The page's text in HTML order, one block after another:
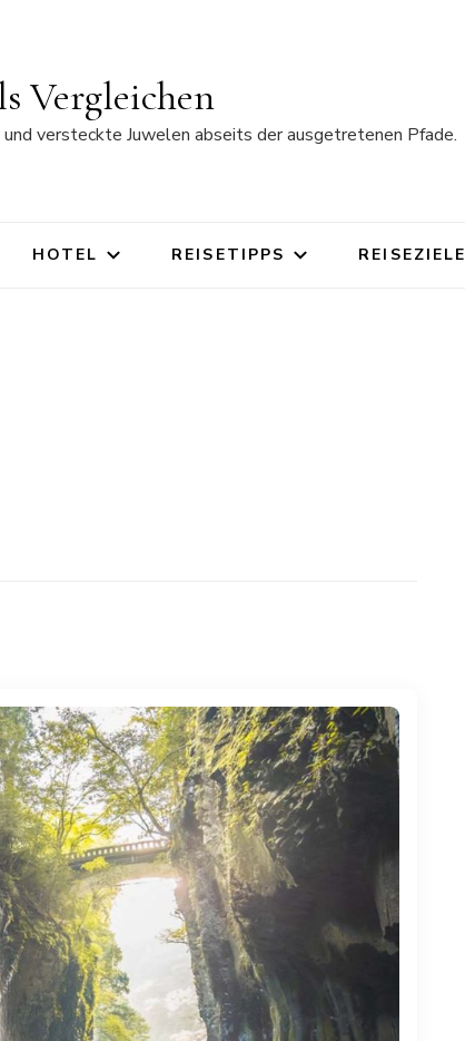
Vergleichen
versteckte Juwelen abseits der ausgetretenen Pfade.
HOTEL REISETIPPS REISEZIELE